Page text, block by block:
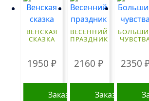
ВЕНСКАЯ
СКАЗКА
1950 ₽
Заказать
ВЕСЕННИЙ
ПРАЗДНИК
2160 ₽
Заказать
2350